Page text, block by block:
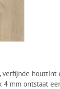
verfijnde houttint
4 mm ontstaat